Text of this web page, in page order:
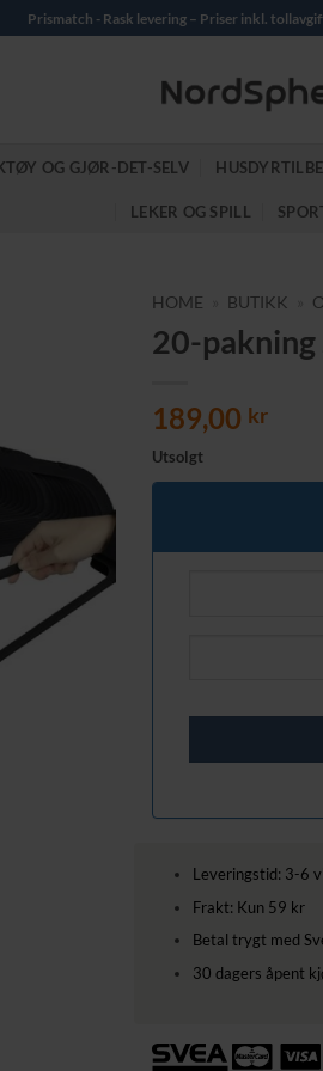
Prismatch - Rask levering – Priser inkl.
OG GJØR-DET-SELV
LEKER OG SPILL
HOME BUTIKK
20-
189,00 kr
Utsolgt
Leveringstid: 3-6
Frakt: Kun 59 kr
Betal trygt med
30 dagers åpent